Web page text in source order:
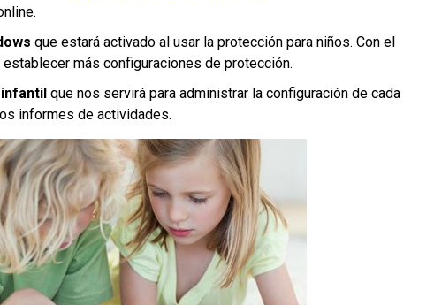
que estará activado al usar la protección para niños. Con el
más configuraciones de protección.
que nos servirá para administrar la configuración de cada
informes de actividades.